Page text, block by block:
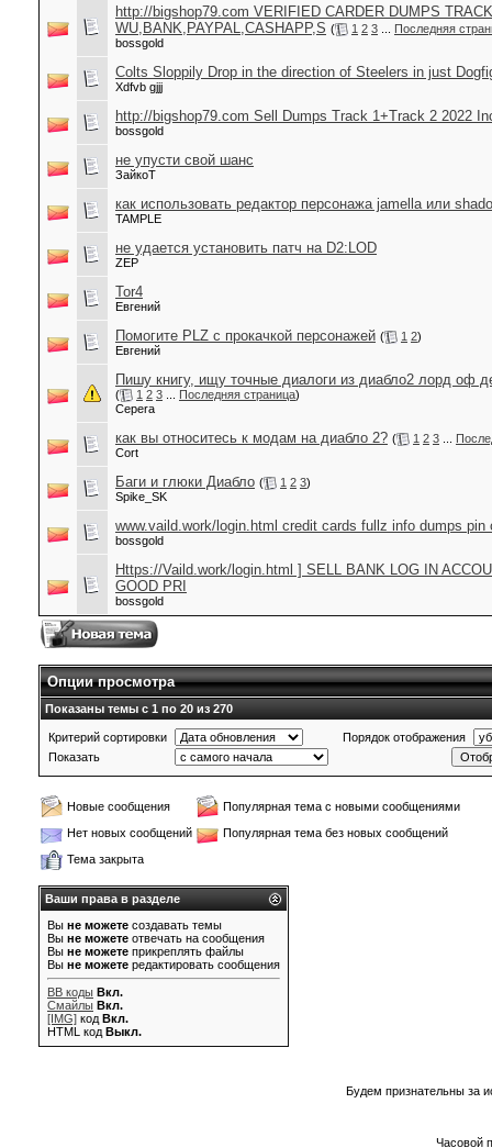
http://bigshop79.com VERIFIED CARDER DUMPS
WU,BANK,PAYPAL,CASHAPP,S ( 1 2 3
Последняя
bossgold
Colts Sloppily Drop in the direction of Steelers in just
Xdfvb gjjj
http://bigshop79.com Sell Dumps Track 1+Track 2 2022
bossgold
не упусти свой шанс
ЗайкоТ
как использовать редактор персонажа jamella или
TAMPLE
не удается установить патч на D2:LOD
ZEP
Tor4
Евгений
Помогите PLZ с прокачкой персонажей ( 1 2)
Евгений
Пишу книгу, ищу точные диалоги из диабло2 лорд оф
( 1 2 3 Последняя страница)
Cepera
как вы относитесь к модам на диабло 2? ( 1 2 3
Cort
Баги и глюки Диабло ( 1 2 3)
Spike_SK
www.vaild.work/login.html credit cards fullz info dumps pin
bossgold
Https://Vaild.work/login.html ] SELL BANK LOG IN
GOOD PRI
bossgold
Опции просмотра
Показаны темы с 1 по 20 из 270
Критерий сортировки
Порядок отображения
Показать
Новые сообщения
Популярная тема с новыми сообщениями
Нет новых сообщений
Популярная тема без новых сообщений
Тема закрыта
Ваши права в разделе
Вы не можете создавать темы
Вы не можете отвечать на сообщения
Вы не можете прикреплять файлы
Вы не можете редактировать сообщения
BB коды Вкл.
Смайлы Вкл.
[IMG] код Вкл.
HTML код Выкл.
Будем признательны за
Часовой